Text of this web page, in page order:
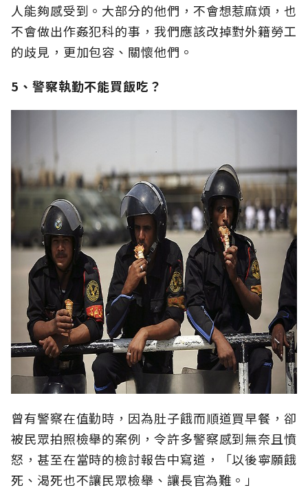
人能夠感受到。大部分的他們，不會想惹麻煩，也
不會做出作姦犯科的事，我們應該改掉對外籍勞工
的歧見，更加包容、關懷他們。
5、警察執勤不能買飯吃？
曾有警察在值勤時，因為肚子餓而順道買早餐，卻
被民眾拍照檢舉的案例，令許多警察感到無奈且憤
怒，甚至在當時的檢討報告中寫道，「以後寧願餓
死、渴死也不讓民眾檢舉、讓長官為難。」